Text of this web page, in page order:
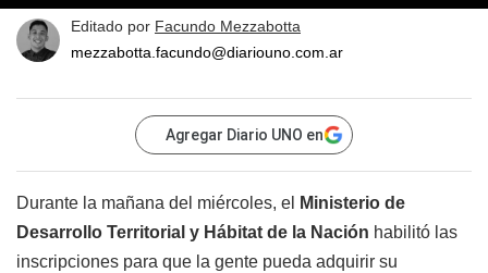
Editado por Facundo Mezzabotta
mezzabotta.facundo@diariouno.com.ar
Agregar Diario UNO en
Durante la mañana del miércoles, el
Ministerio de
Desarrollo Territorial y Hábitat de la Nación habilitó las
inscripciones para que la gente pueda adquirir su